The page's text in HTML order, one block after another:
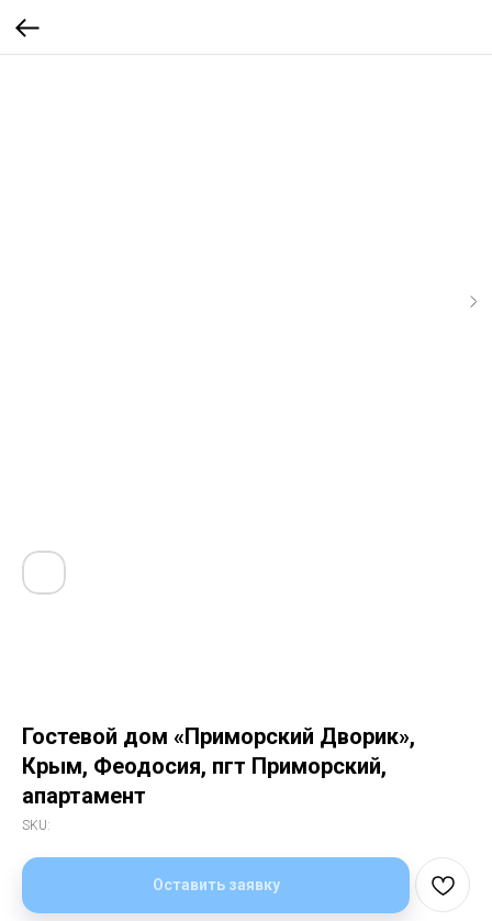
Гостевой дом «Приморский Дворик»,
Крым, Феодосия, пгт Приморский,
апартамент
SKU:
Оставить заявку